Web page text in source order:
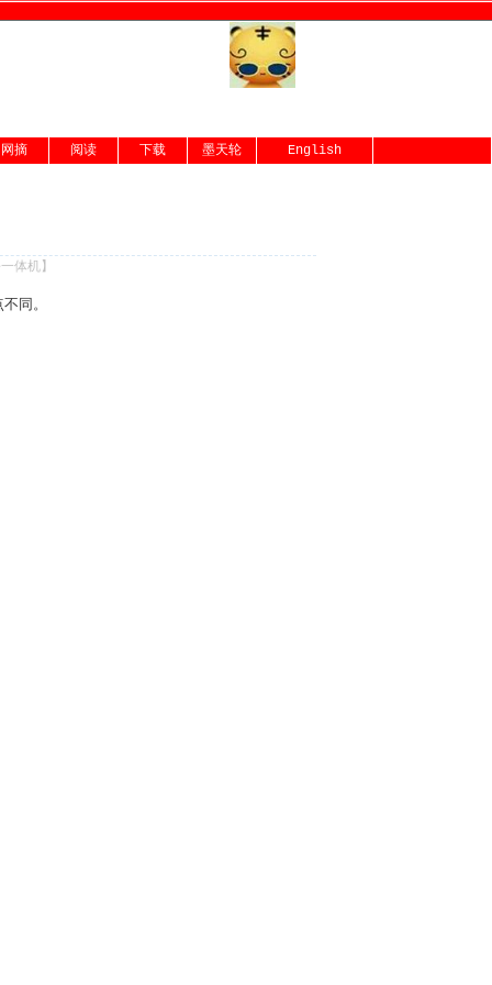
网摘 阅读 下载 墨天轮 English
体机】
同。